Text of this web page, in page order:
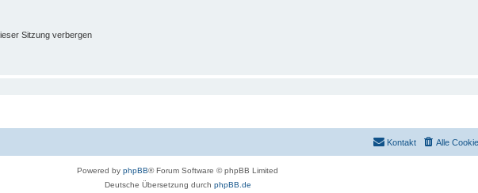
Sitzung verbergen
Alle
Kontakt
Powered by phpBB® Forum Software © phpBB Limited
Deutsche Übersetzung durch phpBB.de